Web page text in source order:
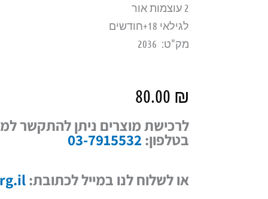
2 עוצמות אור
לגילאי 18+חודשים
מק"ט: 2036
80.00 ₪
לרכישת מוצרים ניתן להתקשר
בטלפון: 03-7915532
או לשלוח לנו במייל לכתובת: